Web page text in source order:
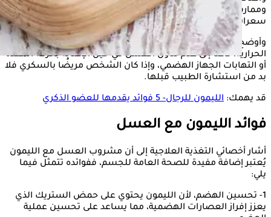
وممارسة الرياضة بانتظام، فالتخسيس فكرته تتمحور حول إدخال
سعرات حرارية للجسم أقل مما يفقدها.
وأوضح أن، الإفراط في تناول العسل قد يؤدي إلى زيادة السعرات
الحرارية، لافتًا إلى عدم تناول العسل في حين الإصابة بحرقة المعدة
أو التهابات الجهاز الهضمي، وإذا كان الشخص مريضًا بالسكري فلا
بد من استشارة الطبيب قبلها.
قد يهمك: الليمون للرجال- 5 فوائد يقدمها للعضو الذكري
فوائد الليمون مع العسل
أشار أخصائي التغذية العلاجية إلى أن مشروب العسل مع الليمون
يُعتبر إضافة مفيدة للصحة العامة للجسم، ففوائده تتمثل فيما
يلي:
1- تحسين الهضم، لأن الليمون يحتوي على حمض الستريك الذي
يعزز إفراز العصارات الهضمية، مما يساعد على تحسين عملية